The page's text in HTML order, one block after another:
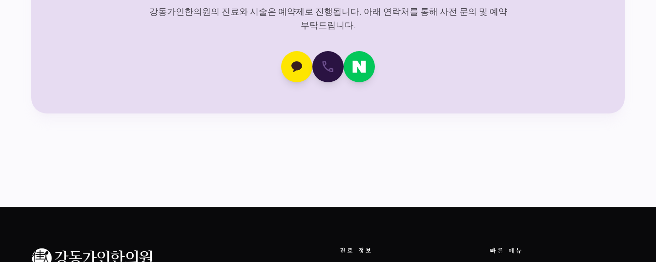
강동가인한의원의 진료와 시술은 예약제로 진행됩니다. 아래 연락처를 통해 사전 문의 및 예약
부탁드립니다.
call
진료 정보 빠른 메뉴